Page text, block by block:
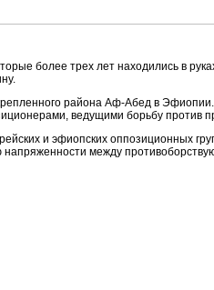
более трех лет находились в
района Аф-Абед в
ведущими борьбу против
и эфиопских оппозиционных
между